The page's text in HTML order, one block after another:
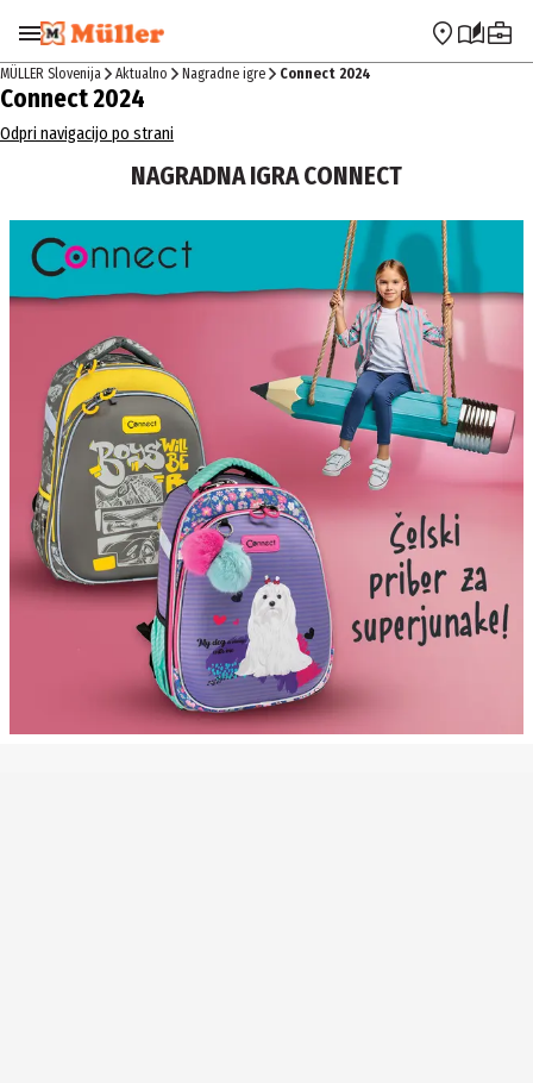
Preskoči na navigacijo Preskoči na glavno vsebino
MÜLLER Slovenija Aktualno Nagradne igre Connect 2024
Connect 2024
Odpri navigacijo po strani
NAGRADNA IGRA CONNECT